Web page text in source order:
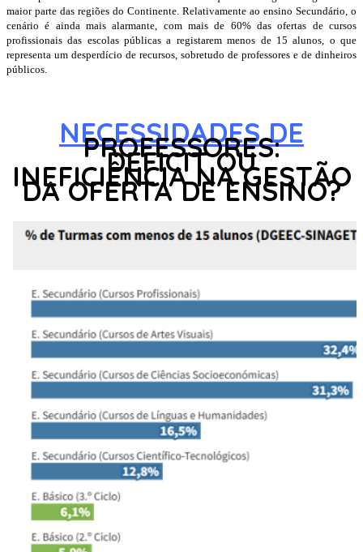
maior parte das regiões do Continente. Relativamente ao ensino Secundário, o
cenário é ainda mais alarmante, com mais de 60% das ofertas de cursos
profissionais das escolas públicas a registarem menos de 15 alunos, o que
representa um desperdício de recursos, sobretudo de professores e de dinheiros
públicos.
NECESSIDADES DE
PROFESSORES:
DEFICIT OU
INEFICIÊNCIA NA GESTÃO
DA OFERTA DE ENSINO?